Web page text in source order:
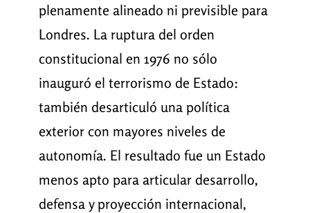
plenamente alineado ni previsible para
Londres. La ruptura del orden
constitucional en 1976 no sólo
inauguró el terrorismo de Estado:
también desarticuló una política
exterior con mayores niveles de
autonomía. El resultado fue un Estado
menos apto para articular desarrollo,
defensa y proyección internacional,